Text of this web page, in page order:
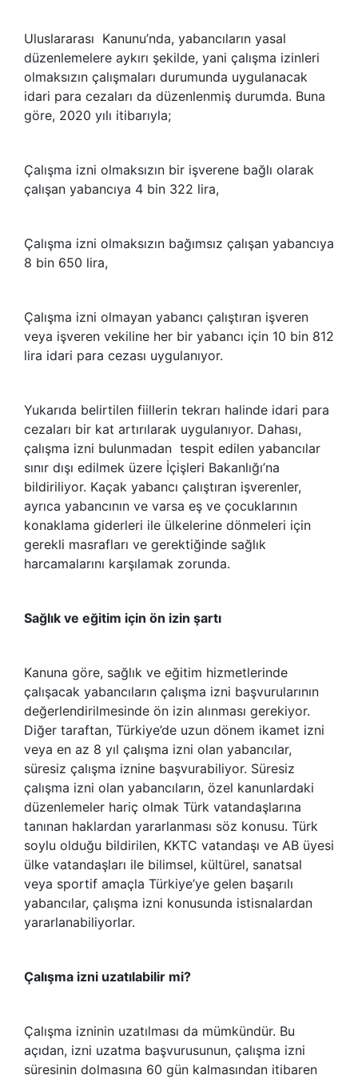
Uluslararası Kanunu’nda, yabancıların yasal
düzenlemelere aykırı şekilde, yani çalışma izinleri
olmaksızın çalışmaları durumunda uygulanacak
idari para cezaları da düzenlenmiş durumda. Buna
göre, 2020 yılı itibarıyla;
Çalışma izni olmaksızın bir işverene bağlı olarak
çalışan yabancıya 4 bin 322 lira,
Çalışma izni olmaksızın bağımsız çalışan yabancıya
8 bin 650 lira,
Çalışma izni olmayan yabancı çalıştıran işveren
veya işveren vekiline her bir yabancı için 10 bin 812
lira idari para cezası uygulanıyor.
Yukarıda belirtilen fiillerin tekrarı halinde idari para
cezaları bir kat artırılarak uygulanıyor. Dahası,
çalışma izni bulunmadan tespit edilen yabancılar
sınır dışı edilmek üzere İçişleri Bakanlığı’na
bildiriliyor. Kaçak yabancı çalıştıran işverenler,
ayrıca yabancının ve varsa eş ve çocuklarının
konaklama giderleri ile ülkelerine dönmeleri için
gerekli masrafları ve gerektiğinde sağlık
harcamalarını karşılamak zorunda.
Sağlık ve eğitim için ön izin şartı
Kanuna göre, sağlık ve eğitim hizmetlerinde
çalışacak yabancıların çalışma izni başvurularının
değerlendirilmesinde ön izin alınması gerekiyor.
Diğer taraftan, Türkiye’de uzun dönem ikamet izni
veya en az 8 yıl çalışma izni olan yabancılar,
süresiz çalışma iznine başvurabiliyor. Süresiz
çalışma izni olan yabancıların, özel kanunlardaki
düzenlemeler hariç olmak Türk vatandaşlarına
tanınan haklardan yararlanması söz konusu. Türk
soylu olduğu bildirilen, KKTC vatandaşı ve AB üyesi
ülke vatandaşları ile bilimsel, kültürel, sanatsal
veya sportif amaçla Türkiye’ye gelen başarılı
yabancılar, çalışma izni konusunda istisnalardan
yararlanabiliyorlar.
Çalışma izni uzatılabilir mi?
Çalışma izninin uzatılması da mümkündür. Bu
açıdan, izni uzatma başvurusunun, çalışma izni
süresinin dolmasına 60 gün kalmasından itibaren